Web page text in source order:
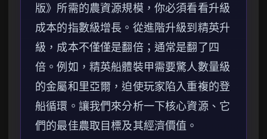
版》所需的農資源規模，你必須看看升級
成本的指數級增長。從進階升級到精英升
級，成本不僅僅是翻倍；通常是翻了四
倍。例如，精英船體裝甲需要驚人數量級
的金屬和里亞爾，迫使玩家陷入重複的登
船循環。讓我們來分析一下核心資源、它
們的最佳農取目標及其經濟價值。